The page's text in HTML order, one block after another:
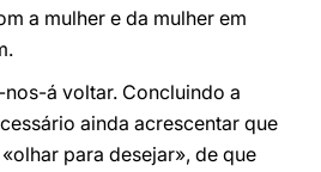
a mulher e da mulher em
á voltar. Concluindo a
ainda acrescentar que
para desejar», de que